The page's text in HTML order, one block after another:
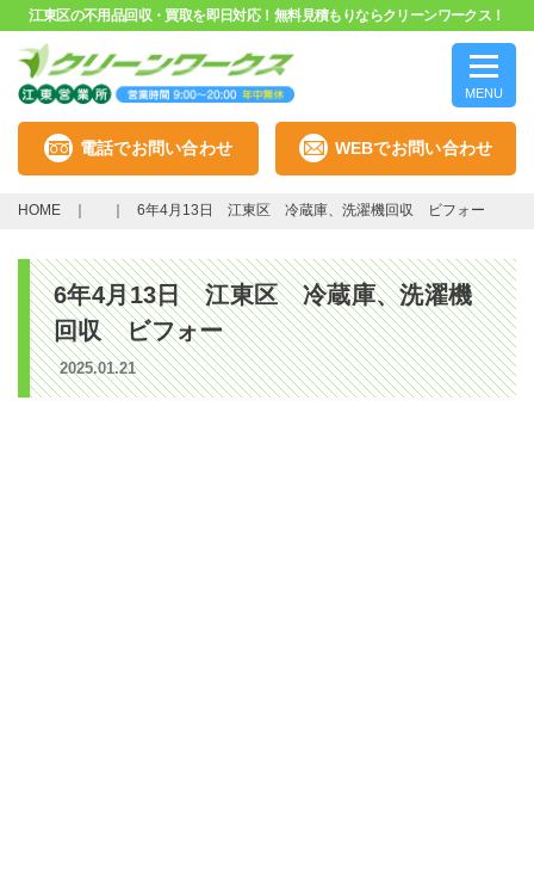
江東区の不用品回収・買取を即日対応！無料見積もりならクリーンワークス！
MENU
電話でお問い合わせ WEBでお問い合わせ
HOME 6年4月13日 江東区 冷蔵庫、洗濯機回収 ビフォー
6年4月13日 江東区 冷蔵庫、洗濯機
回収 ビフォー
2025.01.21